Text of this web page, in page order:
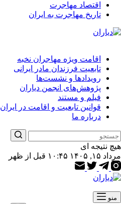
اقتصاد مهاجرت
تاریخ مهاجرت به ایران
اقامت ویژه مهاجران نخبه
تابعیت فرزندان مادر ایرانی
رویدادها و نشست‌ها
پژوهش‌های انجمن دیاران
فیلم و مستند
قوانین تابعیت و اقامت در ایران
درباره ما
هیچ نتیجه ای
مرداد ۱۵, ۱۴۰۵ ۱۰:۴۵ قبل از ظهر
منو